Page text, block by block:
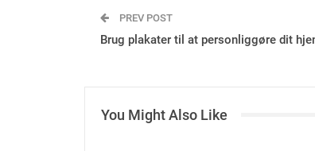
PREV POST
Brug plakater til at personliggøre dit
You Might Also Like